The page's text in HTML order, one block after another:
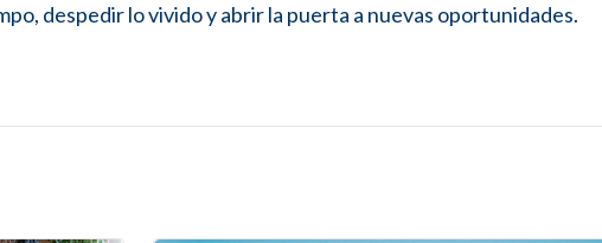
despedir lo vivido y abrir la puerta a nuevas oportunidades.